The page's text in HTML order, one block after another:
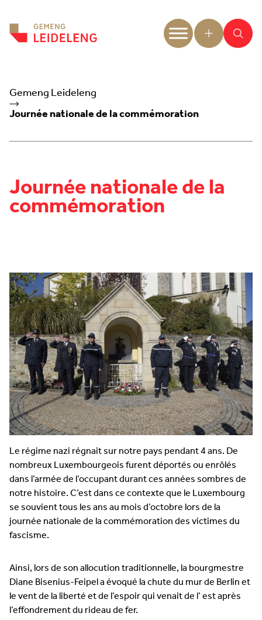
Gemeng Leideleng
Journée nationale de la commémoration
Journée nationale de la
commémoration
Le régime nazi régnait sur notre pays pendant 4 ans. De
nombreux Luxembourgeois furent déportés ou enrôlés
dans l’armée de l’occupant durant ces années sombres de
notre histoire. C’est dans ce contexte que le Luxembourg
se souvient tous les ans au mois d’octobre lors de la
journée nationale de la commémoration des victimes du
fascisme.
Ainsi, lors de son allocution traditionnelle, la bourgmestre
Diane Bisenius-Feipel a évoqué la chute du mur de Berlin et
le vent de la liberté et de l’espoir qui venait de l’ est après
l’effondrement du rideau de fer.